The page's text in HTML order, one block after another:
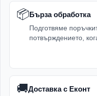
📦Бърза обработка
Подготвяме
потвърждението,
🚚Доставка с Еконт